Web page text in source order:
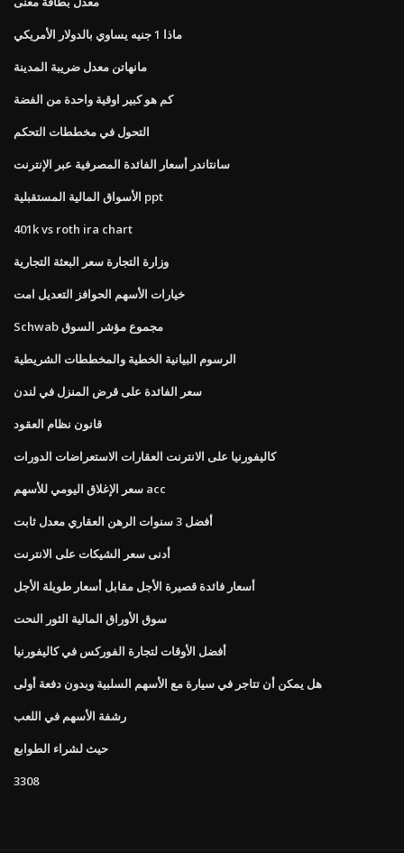
ماذا 1 جنيه يساوي بالدولار الأمريكي
مانهاتن معدل ضريبة المدينة
كم هو كبير اوقية واحدة من الفضة
التحول في مخططات التحكم
سانتاندر أسعار الفائدة المصرفية عبر الإنترنت
الأسواق المالية المستقبلية ppt
401k vs roth ira chart
وزارة التجارة سعر البعثة التجارية
خيارات الأسهم الحوافز التعديل امت
Schwab مجموع مؤشر السوق
الرسوم البيانية الخطية والمخططات الشريطية
سعر الفائدة على قرض المنزل في لندن
قانون نظام العقود
كاليفورنيا على الانترنت العقارات الاستعراضات الدورات
سعر الإغلاق اليومي للأسهم acc
أفضل 3 سنوات الرهن العقاري معدل ثابت
أدنى سعر الشيكات على الانترنت
أسعار فائدة قصيرة الأجل مقابل أسعار طويلة الأجل
سوق الأوراق المالية الثور النحت
أفضل الأوقات لتجارة الفوركس في كاليفورنيا
هل يمكن أن تتاجر في سيارة مع الأسهم السلبية وبدون دفعة أولى
رشفة الأسهم في اللعب
حيث لشراء الطوابع
3308